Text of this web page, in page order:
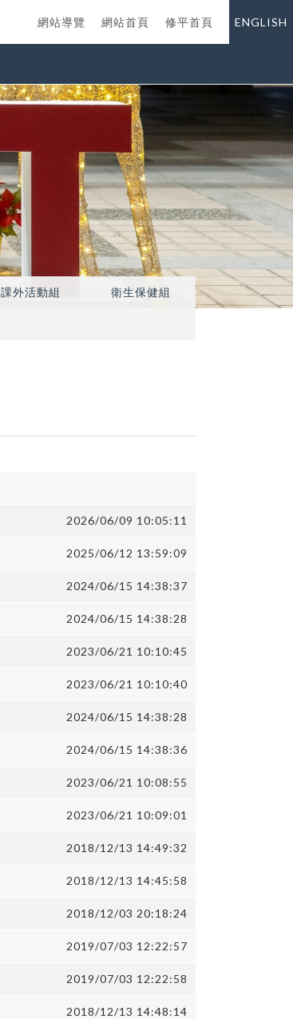
網站導覽 網站首頁 修平首頁 ENGLISH
課外活動組 衛生保健組
2026/06/09 10:05:11
2025/06/12 13:59:09
2024/06/15 14:38:37
2024/06/15 14:38:28
2023/06/21 10:10:45
2023/06/21 10:10:40
2024/06/15 14:38:28
2024/06/15 14:38:36
2023/06/21 10:08:55
2023/06/21 10:09:01
2018/12/13 14:49:32
2018/12/13 14:45:58
2018/12/03 20:18:24
2019/07/03 12:22:57
2019/07/03 12:22:58
2018/12/13 14:48:14